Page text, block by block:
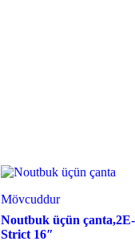
Mövcuddur
Noutbuk üçün
Strict 16″